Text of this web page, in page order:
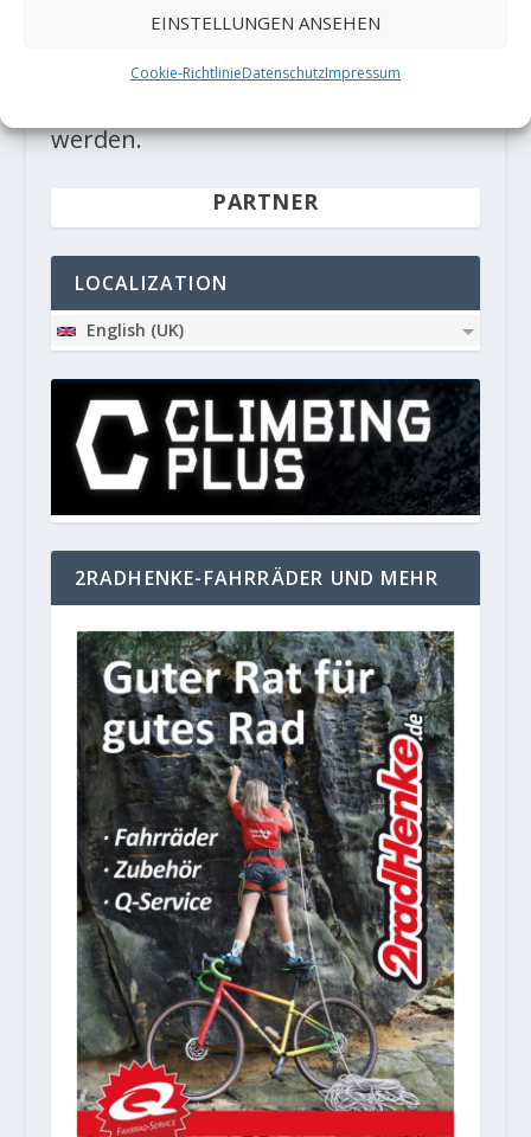
EINSTELLUNGEN ANSEHEN
Cookie-RichtlinieDatenschutzImpressum
Diese Website verwendet Akismet, um
Spam zu reduzieren.
Erfahre, wie
werden.
PARTNER
LOCALIZATION
English (UK)
2RADHENKE-FAHRRÄDER UND MEHR